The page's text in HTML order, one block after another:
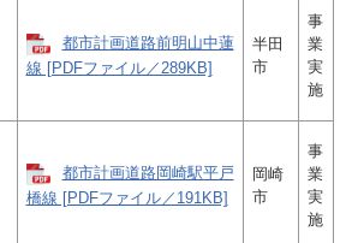
都市計画道路前明山中蓮
線 [PDFファイル／289KB]
半田
市
事
業
実
施
都市計画道路岡崎駅平戸
橋線 [PDFファイル／191KB]
岡崎
市
事
業
実
施